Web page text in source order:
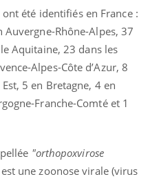
été identifiés en France :
Rhône-Alpes, 37
Aquitaine, 23 dans les
Alpes-Côte d’Azur, 8
5 en Bretagne, 4 en
Franche-Comté et 1
"orthopoxvirose
une zoonose virale (virus